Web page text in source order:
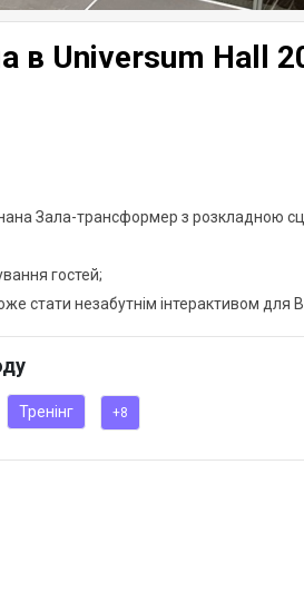
в Universum Hall
Зала-трансформер з розкладною
гостей;
стати незабутнім інтерактивом для
Тренінг +8